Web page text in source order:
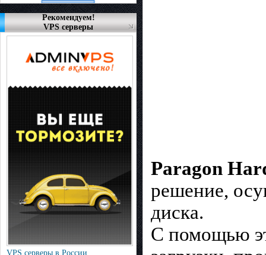
Рекомендуем!
VPS серверы
VPS серверы в России
Paragon
решение,
диска.
С помощью